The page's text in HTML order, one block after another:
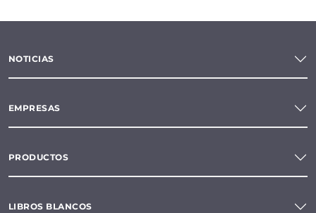
NOTICIAS
EMPRESAS
PRODUCTOS
LIBROS BLANCOS